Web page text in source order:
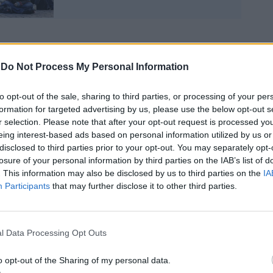
Do Not Process My Personal Information
opt-out of the sale, sharing to third parties, or processing of your
for targeted advertising by us, please use the below opt-out
selection. Please note that after your opt-out request is processed
interest-based ads based on personal information utilized by us
to third parties prior to your opt-out. You may separately
of your personal information by third parties on the IAB’s list of
This information may also be disclosed by us to third parties on the
Participants that may further disclose it to other third parties.
Data Processing Opt Outs
opt-out of the Sharing of my personal data.
Gimbe Nino Cartabellotta, «ormai la terza
oggi vediamo i contagi di circa 2-3
per questo le decisioni vanno prese in
Ecco quindi che l’esecutivo, alle
diffusione delle varianti, sta valutando
stretta.
tutto: crolla il Pd, FdI lo